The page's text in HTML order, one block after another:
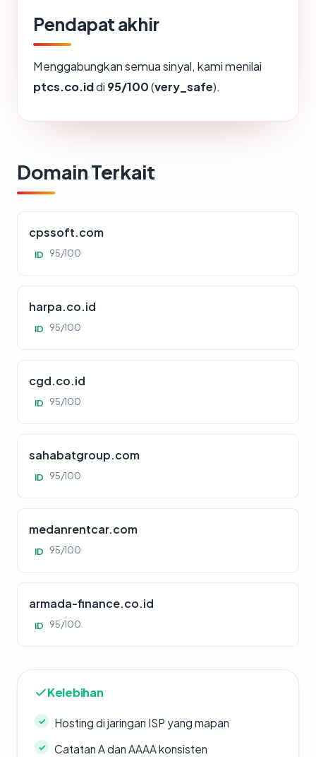
Pendapat akhir
Menggabungkan semua sinyal, kami menilai
ptcs.co.iddi 95/100(very_safe).
Domain Terkait
cpssoft.com
ID 95/100
harpa.co.id
ID 95/100
cgd.co.id
ID 95/100
sahabatgroup.com
ID 95/100
medanrentcar.com
ID 95/100
armada-finance.co.id
ID 95/100
Kelebihan
Hosting di jaringan ISP yang mapan
Catatan A dan AAAA konsisten